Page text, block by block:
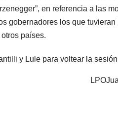
en referencia a las
gobernadores los que
países.
LPO